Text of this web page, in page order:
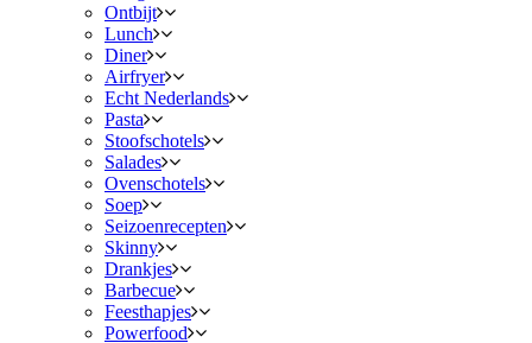
Ontbijt
Lunch
Diner
Airfryer
Echt Nederlands
Pasta
Stoofschotels
Salades
Ovenschotels
Soep
Seizoenrecepten
Skinny
Drankjes
Barbecue
Feesthapjes
Powerfood